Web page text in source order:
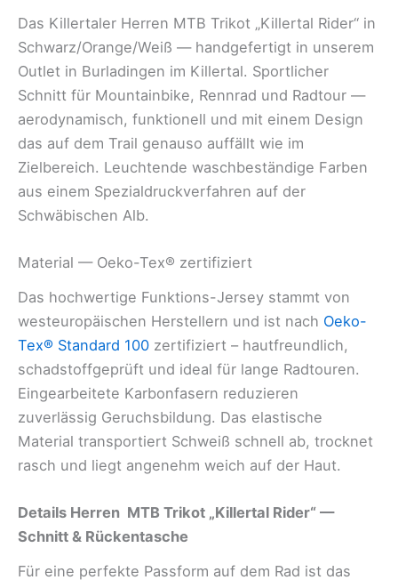
Das Killertaler Herren MTB Trikot „Killertal Rider“ in
Schwarz/Orange/Weiß — handgefertigt in unserem
Outlet in Burladingen im Killertal. Sportlicher
Schnitt für Mountainbike, Rennrad und Radtour —
aerodynamisch, funktionell und mit einem Design
das auf dem Trail genauso auffällt wie im
Zielbereich. Leuchtende waschbeständige Farben
aus einem Spezialdruckverfahren auf der
Schwäbischen Alb.
Material — Oeko-Tex® zertifiziert
Das hochwertige Funktions-Jersey stammt von
westeuropäischen Herstellern und ist nach Oeko-
Tex® Standard 100 zertifiziert – hautfreundlich,
schadstoffgeprüft und ideal für lange Radtouren.
Eingearbeitete Karbonfasern reduzieren
zuverlässig Geruchsbildung. Das elastische
Material transportiert Schweiß schnell ab, trocknet
rasch und liegt angenehm weich auf der Haut.
Details Herren MTB Trikot „Killertal Rider“ —
Schnitt & Rückentasche
Für eine perfekte Passform auf dem Rad ist das